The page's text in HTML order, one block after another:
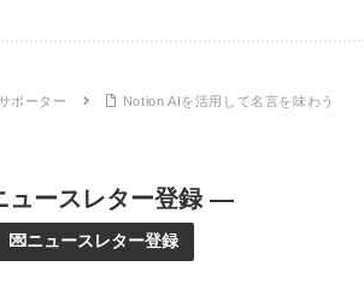
ポーター
Notion AIを活用して名言を味わう
ースレター登録 —
💌ニュースレター登録